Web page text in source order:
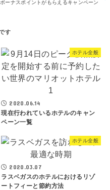
ボーナスポイントがもらえるキャンペーン
ホテル全般
2020.06.14
現在行われているホテルのキャン
ペーン一覧
ホテル全般
2020.03.07
ラス​​ベガスのホテルにおけるリゾ
ートフィーと節約方法